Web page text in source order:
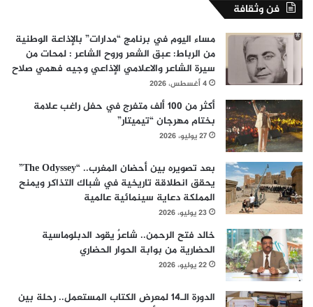
فن وثقافة
مساء اليوم في برنامج “مدارات” بالإذاعة الوطنية
من الرباط: عبق الشعر وروح الشاعر : لمحات من
سيرة الشاعر والاعلامي الإذاعي وجيه فهمي صلاح
4 أغسطس، 2026
أكثر من 100 ألف متفرج في حفل راغب علامة
بختام مهرجان “تيميتار”
27 يوليو، 2026
بعد تصويره بين أحضان المغرب.. “The Odyssey”
يحقق انطلاقة تاريخية في شباك التذاكر ويمنح
المملكة دعاية سينمائية عالمية
23 يوليو، 2026
خالد فتح الرحمن.. شاعرٌ يقود الدبلوماسية
الحضارية من بوابة الحوار الحضاري
22 يوليو، 2026
الدورة الـ14 لمعرض الكتاب المستعمل.. رحلة بين